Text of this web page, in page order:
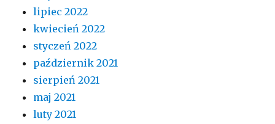
lipiec 2022
kwiecień 2022
styczeń 2022
październik 2021
sierpień 2021
maj 2021
luty 2021